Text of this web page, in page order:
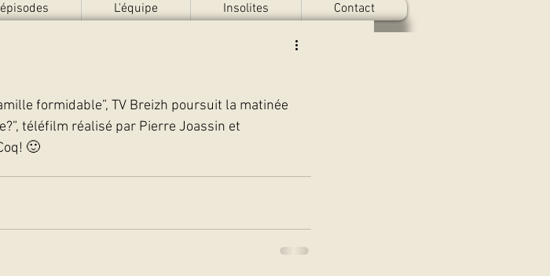
L'équipe Insolites Contact
formidable”, TV Breizh poursuit la matinée
téléfilm réalisé par Pierre Joassin et
🙂